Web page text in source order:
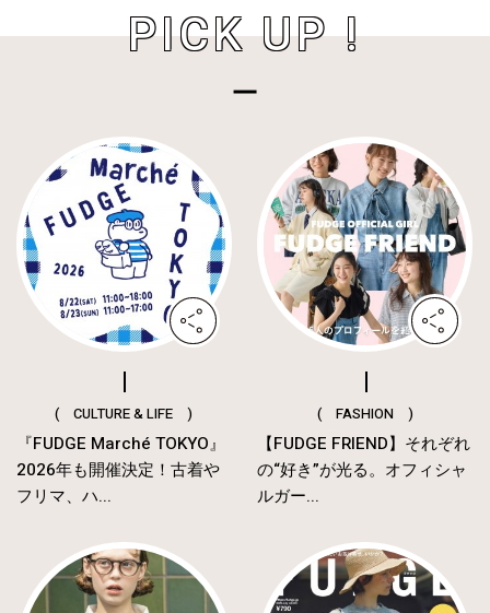
PICK UP !
( CULTURE & LIFE )
『FUDGE Marché TOKYO』
2026年も開催決定！古着や
フリマ、ハ...
( FASHION )
【FUDGE FRIEND】それぞれ
の“好き”が光る。オフィシャ
ルガー...